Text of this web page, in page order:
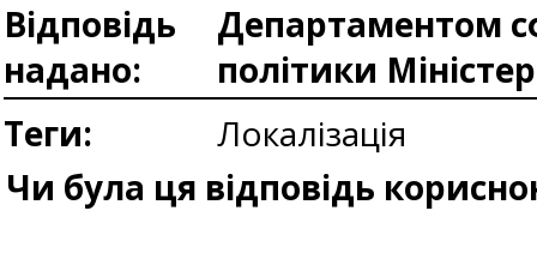
Відповідь
надано:
Департаментом
політики
Теги:
Локалізація
Чи була ця відповідь